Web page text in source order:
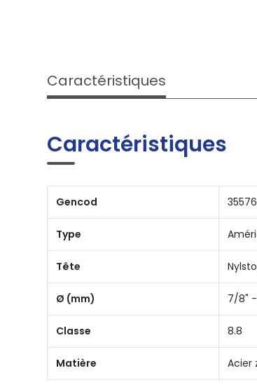
Caractéristiques
Caractéristiques
Gencod
Type
Tête
Ø (mm) 7/8"
Classe 8.8
Matière Acier